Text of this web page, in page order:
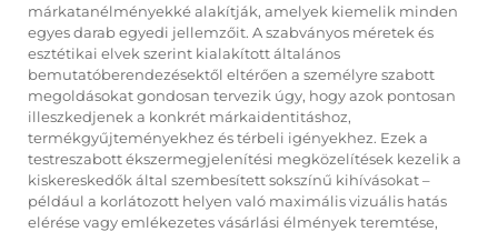
márkatanélményekké alakítják, amelyek kiemelik minden
egyes darab egyedi jellemzőit. A szabványos méretek és
esztétikai elvek szerint kialakított általános
bemutatóberendezésektől eltérően a személyre szabott
megoldásokat gondosan tervezik úgy, hogy azok pontosan
illeszkedjenek a konkrét márkaidentitáshoz,
termékgyűjteményekhez és térbeli igényekhez. Ezek a
testreszabott ékszermegjelenítési megközelítések kezelik a
kiskereskedők által szembesített sokszínű kihívásokat –
például a korlátozott helyen való maximális vizuális hatás
elérése vagy emlékezetes vásárlási élmények teremtése,